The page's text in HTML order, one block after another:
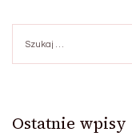
Ostatnie wpisy